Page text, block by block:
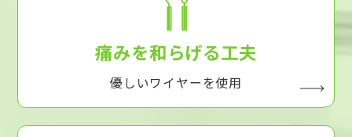
痛みを和らげる工夫
優しいワイヤーを使用